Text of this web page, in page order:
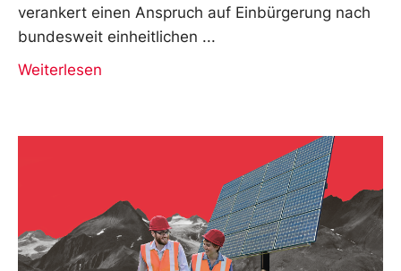
verankert einen Anspruch auf Einbürgerung nach
bundesweit einheitlichen
Weiterlesen